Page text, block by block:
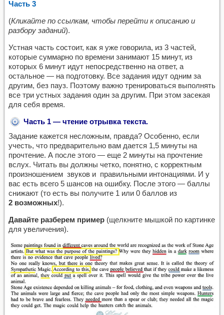
Часть 3
(Кликайте по ссылкам, чтобы перейти к описанию и
разбору заданий).
Устная часть состоит, как я уже говорила, из 3 частей,
которые суммарно по времени занимают 15 минут, из
которых 6 минут идут непосредственно на ответ, а
остальное — на подготовку. Все задания идут одним за
другим, без пауз. Поэтому важно тренироваться выполнять
все три устных задания один за другим. При этом засекая
для себя время.
Часть 1 — чтение отрывка текста.
Задание кажется несложным, правда? Особенно, если
учесть, что предварительно вам дается 1,5 минуты на
прочтение. А после этого — еще 2 минуты на прочтение
вслух. Читать вы должны четко, понятно, с корректным
произношением звуков и правильными интонациями. И у
вас есть всего 5 шансов на ошибку. После этого — баллы
снижают (то есть вы получите 1 или 0 баллов из
2 возможных!).
Давайте разберем пример (щелкните мышкой по картинке
для увеличения).